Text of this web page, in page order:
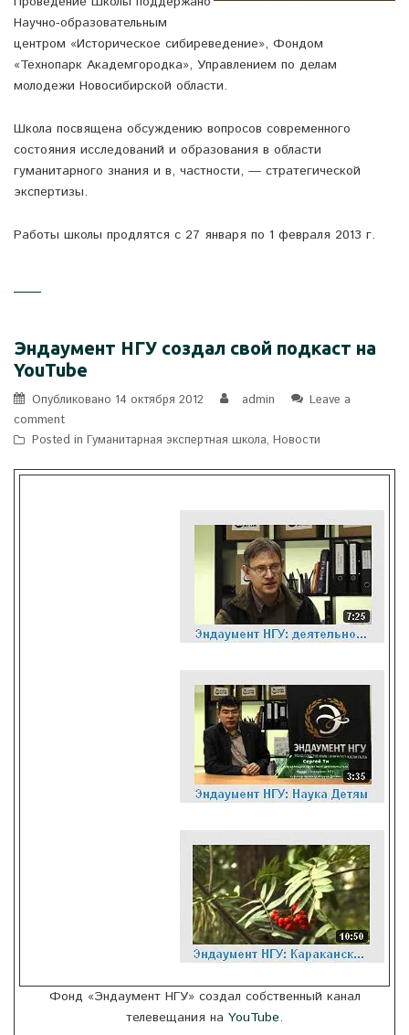
Научно-образовательным
центром «Историческое сибиреведение», Фондом
«Технопарк Академгородка», Управлением по делам
молодежи Новосибирской области.
Школа посвящена обсуждению вопросов современного
состояния исследований и образования в области
гуманитарного знания и в, частности, — стратегической
экспертизы.
Работы школы продлятся с 27 января по 1 февраля 2013 г.
Эндаумент НГУ создал свой подкаст на
YouTube
Опубликовано 14 октября 2012 admin
Leave a
comment
Posted in Гуманитарная экспертная школа, Новости
Фонд «Эндаумент НГУ» создал собственный канал
телевещания на YouTube.